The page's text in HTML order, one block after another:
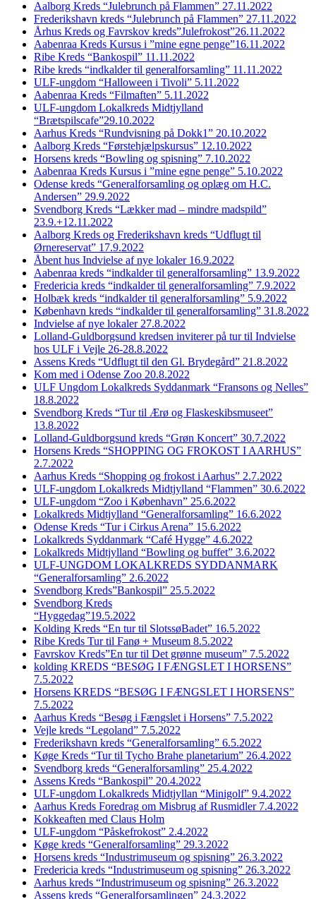
Aalborg Kreds “Julebrunch på Flammen” 27.11.2022
Frederikshavn kreds “Julebrunch på Flammen” 27.11.2022
Århus Kreds og Favrskov kreds”Julefrokost”26.11.2022
Aabenraa Kreds Kursus i ”mine egne penge”16.11.2022
Ribe Kreds “Bankospil” 11.11.2022
Ribe kreds “indkalder til generalforsamling” 11.11.2022
ULF-ungdom “Halloween i Tivoli” 5.11.2022
Aabenraa Kreds “Filmaften” 5.11.2022
ULF-ungdom Lokalkreds Midtjylland
“Brætspilscafe”29.10.2022
Aarhus Kreds “Rundvisning på Dokk1” 20.10.2022
Aalborg Kreds “Førstehjælpskursus” 12.10.2022
Horsens kreds “Bowling og spisning” 7.10.2022
Aabenraa Kreds Kursus i ”mine egne penge” 5.10.2022
Odense kreds “Generalforsamling og oplæg om H.C.
Andersen” 29.9.2022
Svendborg Kreds “Lækker mad – mindre madspild”
23.9.+12.11.2022
Aalborg Kreds og Frederikshavn kreds “Udflugt til
Ørnereservat” 17.9.2022
Åbent hus Indvielse af nye lokaler 16.9.2022
Aabenraa kreds “indkalder til generalforsamling” 13.9.2022
Fredericia kreds “indkalder til generalforsamling” 7.9.2022
Holbæk kreds “indkalder til generalforsamling” 5.9.2022
København kreds “indkalder til generalforsamling” 31.8.2022
Indvielse af nye lokaler 27.8.2022
Lolland-Guldborgsund kredsen inviterer på tur til Indvielse
hos ULF i Vejle 26-28.8.2022
Assens Kreds “Udflugt til den Gl. Brydegård” 21.8.2022
Kom med i Odense Zoo 20.8.2022
ULF Ungdom Lokalkreds Syddanmark “Fransons og Nelles”
18.8.2022
Svendborg Kreds “Tur til Ærø og Flaskeskibsmuseet”
13.8.2022
Lolland-Guldborgsund kreds “Grøn Koncert” 30.7.2022
Horsens Kreds “SHOPPING OG FROKOST I AARHUS”
2.7.2022
Aarhus Kreds “Shopping og frokost i Aarhus” 2.7.2022
ULF-ungdom Lokalkreds Midtjylland “Flammen” 30.6.2022
ULF-ungdom “Zoo i København” 25.6.2022
Lokalkreds Midtjylland “Generalforsamling” 16.6.2022
Odense Kreds “Tur i Cirkus Arena” 15.6.2022
Lokalkreds Syddanmark “Café Hygge” 4.6.2022
Lokalkreds Midtjylland “Bowling og buffet” 3.6.2022
ULF-UNGDOM LOKALKREDS SYDDANMARK
“Generalforsamling” 2.6.2022
Svendborg Kreds”Bankospil” 25.5.2022
Svendborg Kreds
“Hyggedag”19.5.2022
Kolding Kreds “En tur til SlotssøBadet” 16.5.2022
Ribe Kreds Tur til Fanø + Museum 8.5.2022
Favrskov Kreds”En tur til Det grønne museum” 7.5.2022
kolding KREDS “BESØG I FÆNGSLET I HORSENS”
7.5.2022
Horsens KREDS “BESØG I FÆNGSLET I HORSENS”
7.5.2022
Aarhus Kreds “Besøg i Fængslet i Horsens” 7.5.2022
Vejle kreds “Legoland” 7.5.2022
Frederikshavn kreds “Generalforsamling” 6.5.2022
Køge Kreds “Tur til Tycho Brahe planetarium” 26.4.2022
Svendborg kreds “Generalforsamling” 25.4.2022
Assens Kreds “Bankospil” 20.4.2022
ULF-ungdom Lokalkreds Midtjyllan “Minigolf” 9.4.2022
Aarhus Kreds Foredrag om Misbrug af Rusmidler 7.4.2022
Kokkeaften med Claus Holm
ULF-ungdom “Påskefrokost” 2.4.2022
Køge kreds “Generalforsamling” 29.3.2022
Horsens kreds “Industrimuseum og spisning” 26.3.2022
Fredericia kreds “Industrimuseum og spisning” 26.3.2022
Aarhus kreds “Industrimuseum og spisning” 26.3.2022
Assens kreds “Generalforsamlingen” 24.3.2022